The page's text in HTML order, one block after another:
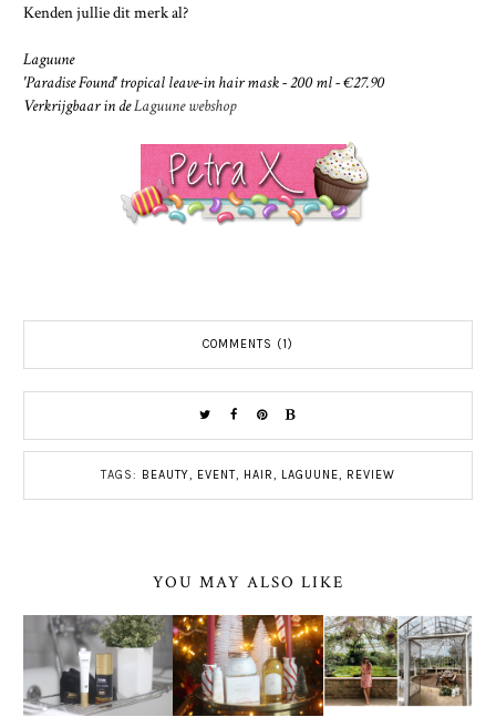
Kenden jullie dit merk al?
Laguune
'Paradise Found' tropical leave-in hair mask - 200 ml - €27.90
Verkrijgbaar in deLaguune webshop
COMMENTS (1)
TAGS: BEAUTY, EVENT, HAIR, LAGUUNE, REVIEW
YOU MAY ALSO LIKE